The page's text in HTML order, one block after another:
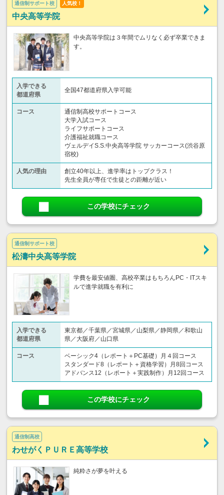
通信制サポート校 人気校！
中央高等学院
中央高等学院は３年間でムリなく必ず卒業できま
す。
入学できる
都道府県
全国47都道府県入学可能
コース
通信制高校サポートコース
大学入試コース
ライフサポートコース
介護福祉就職コース
ヴェルデイS.S.中央高等学院 サッカーコース(渋谷原
宿校)
人気の理由
創立40年以上、進学率はトップクラス！
先生全員が専任で生徒との距離が近い
この学校にチェック
通信制サポート校
松濤中央高等学院
学費を最安値圏、高校卒業はもちろんPC・ITスキ
ルで進学就職を有利に
入学できる
都道府県
東京都／千葉県／宮城県／山梨県／静岡県／和歌山
県／大阪府／山口県
コース
ベーシック4（レポート＋PC基礎）月４回コース
スタンダード8（レポート＋資格学習）月8回コース
アドバンス12（レポート＋実践制作）月12回コース
この学校にチェック
通信制高校
わせがくＰＵＲＥ高等学校
純粋さが夢を叶える